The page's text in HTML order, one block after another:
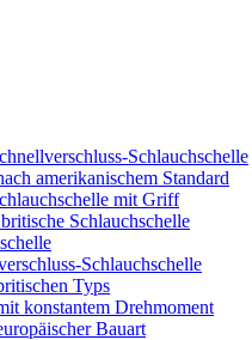
Schlauchschelle
amerikanischem Standard
mit Griff
Schlauchschelle
Schlauchschelle
Typs
konstantem Drehmoment
Bauart